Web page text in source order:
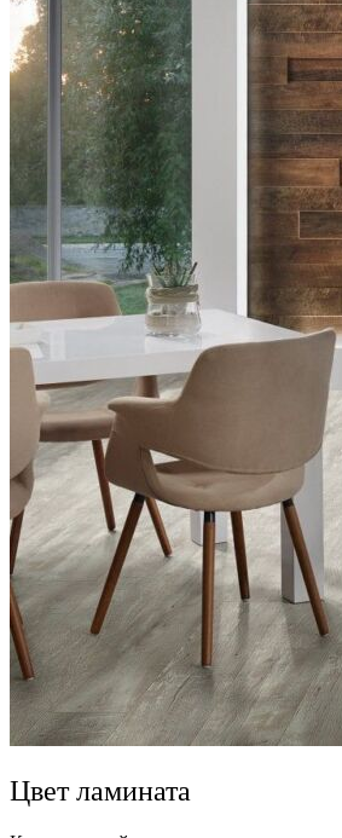
Цвет ламината